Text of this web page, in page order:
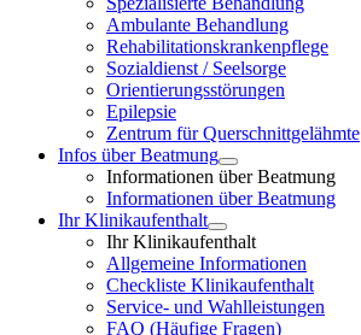
Ambulante Behandlung
Rehabilitationskrankenpflege
Sozialdienst / Seelsorge
Orientierungsstörungen
Epilepsie
Zentrum für Querschnittgelähmte
Infos über Beatmung
Informationen über Beatmung
Informationen über Beatmung
Ihr Klinikaufenthalt
Ihr Klinikaufenthalt
Allgemeine Informationen
Checkliste Klinikaufenthalt
Service- und Wahlleistungen
FAQ (Häufige Fragen)